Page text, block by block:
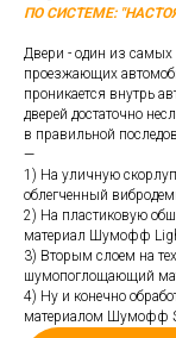
ПО СИСТЕМЕ:
Двери - один из
проезжающих
проникается внутрь
дверей достаточно
в правильной
—
1) На уличную
облегченный
2) На пластиковую
материал Шумофф
3) Вторым слоем на
шумопоглощающий
4) Ну и конечно
материалом Шумофф